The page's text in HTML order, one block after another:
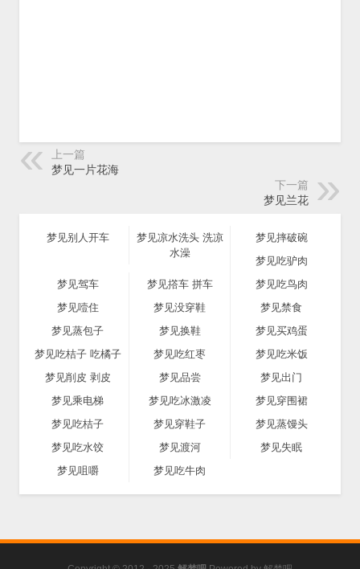
上一篇
梦见一片花海
下一篇
梦见兰花
梦见别人开车
梦见凉水洗头 洗凉
水澡
梦见摔破碗
梦见吃驴肉
梦见驾车
梦见撘车 拼车
梦见吃鸟肉
梦见噎住
梦见没穿鞋
梦见禁食
梦见蒸包子
梦见换鞋
梦见买鸡蛋
梦见吃桔子 吃橘子
梦见吃红枣
梦见吃米饭
梦见削皮 剥皮
梦见品尝
梦见出门
梦见乘电梯
梦见吃冰激凌
梦见穿围裙
梦见吃桔子
梦见穿鞋子
梦见蒸馒头
梦见吃水饺
梦见渡河
梦见失眠
梦见咀嚼
梦见吃牛肉